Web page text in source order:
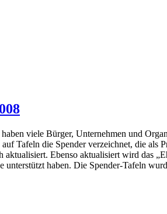
viele Bürger, Unternehmen und
Tafeln die Spender verzeichnet, die als
Ebenso aktualisiert wird das
unterstützt haben. Die Spender-Tafeln